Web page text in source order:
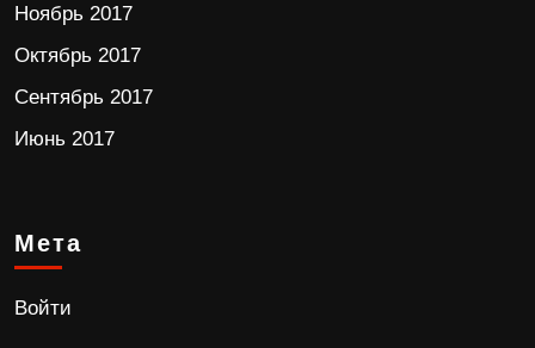
Ноябрь 2017
Октябрь 2017
Сентябрь 2017
Июнь 2017
Мета
Войти